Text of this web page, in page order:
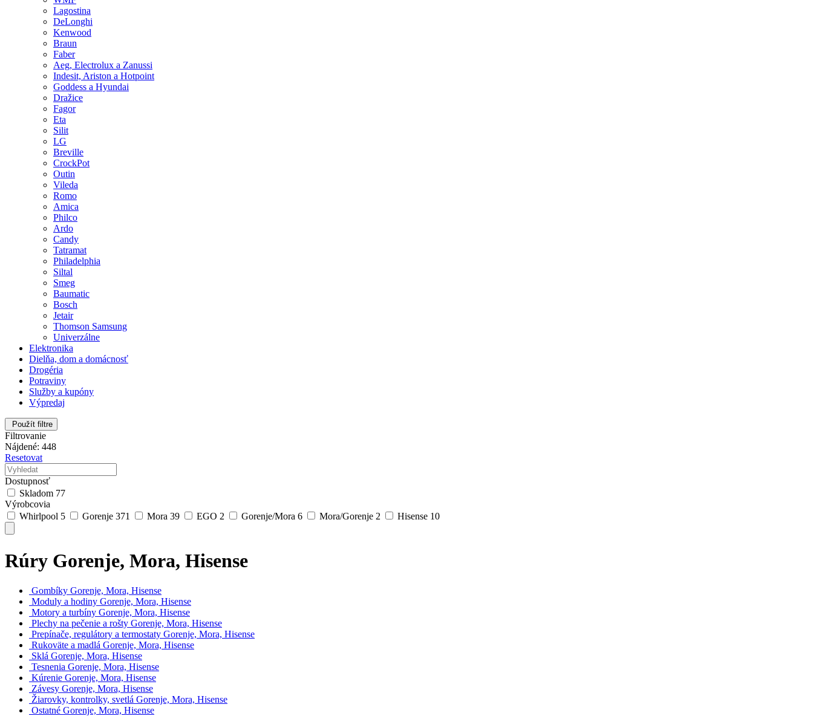
Lagostina
DeLonghi
Kenwood
Braun
Faber
Aeg, Electrolux a Zanussi
Indesit, Ariston a Hotpoint
Goddess a Hyundai
Dražice
Fagor
Eta
Silit
LG
Breville
CrockPot
Outin
Vileda
Romo
Amica
Philco
Ardo
Candy
Tatramat
Philadelphia
Siltal
Smeg
Baumatic
Bosch
Jetair
Thomson Samsung
Univerzálne
Elektronika
Dielňa, dom a domácnosť
Drogéria
Potraviny
Služby a kupóny
Výpredaj
Použít filtre
Filtrovanie
Nájdené: 448
Resetovat
Dostupnosť
Skladom 77
Výrobcovia
Whirlpool 5 Gorenje 371 Mora 39 EGO 2 Gorenje/Mora 6 Mora/Gorenje 2 Hisense 10
Rúry Gorenje, Mora, Hisense
Gombíky Gorenje, Mora, Hisense
Moduly a hodiny Gorenje, Mora, Hisense
Motory a turbíny Gorenje, Mora, Hisense
Plechy na pečenie a rošty Gorenje, Mora, Hisense
Prepínače, regulátory a termostaty Gorenje, Mora, Hisense
Rukoväte a madlá Gorenje, Mora, Hisense
Sklá Gorenje, Mora, Hisense
Tesnenia Gorenje, Mora, Hisense
Kúrenie Gorenje, Mora, Hisense
Závesy Gorenje, Mora, Hisense
Žiarovky, kontrolky, svetlá Gorenje, Mora, Hisense
Ostatné Gorenje, Mora, Hisense